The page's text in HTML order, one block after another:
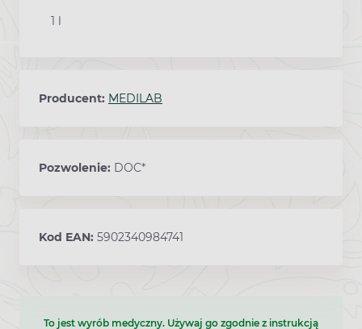
1 l
Producent: MEDILAB
Pozwolenie: DOC*
Kod EAN: 5902340984741
To jest wyrób medyczny. Używaj go zgodnie z instrukcją